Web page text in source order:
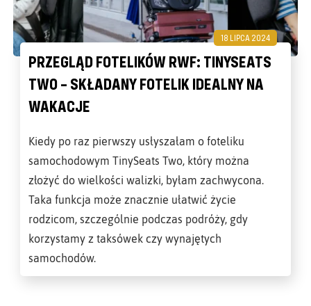
18 LIPCA 2024
PRZEGLĄD FOTELIKÓW RWF: TINYSEATS
TWO – SKŁADANY FOTELIK IDEALNY NA
WAKACJE
Kiedy po raz pierwszy usłyszałam o foteliku
samochodowym TinySeats Two, który można
złożyć do wielkości walizki, byłam zachwycona.
Taka funkcja może znacznie ułatwić życie
rodzicom, szczególnie podczas podróży, gdy
korzystamy z taksówek czy wynajętych
samochodów.